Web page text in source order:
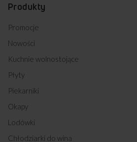
Produkty
Promocje
Nowości
Kuchnie wolnostojące
Płyty
Piekarniki
Okapy
Lodówki
Chłodziarki do wina